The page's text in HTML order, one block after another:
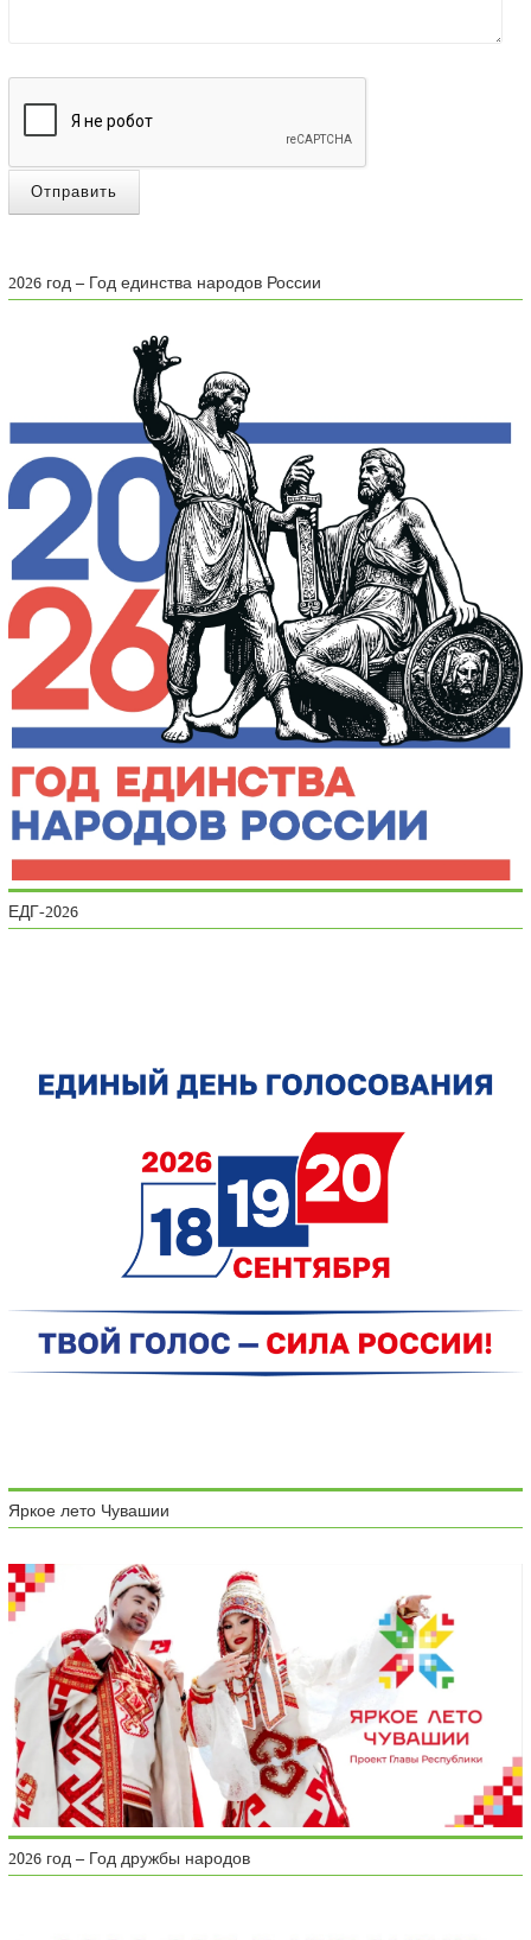
Отправить
2026 год – Год единства народов России
ЕДГ-2026
Яркое лето Чувашии
2026 год – Год дружбы народов